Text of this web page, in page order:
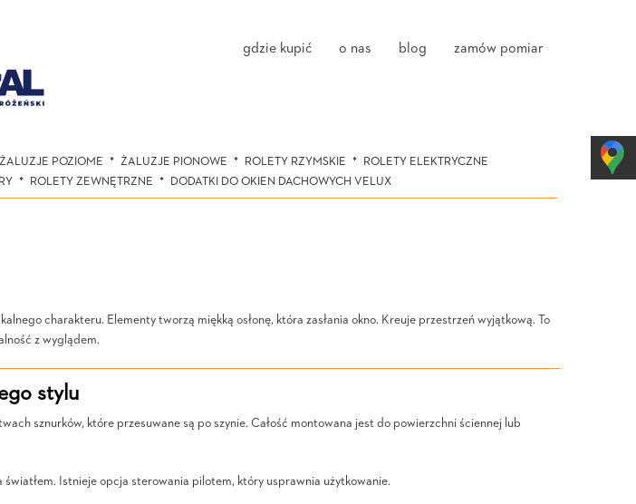
gdzie kupić o nas blog zamów pomiar
ŻALUZJE POZIOME ŻALUZJE PIONOWE ROLETY RZYMSKIE
ROLETY ELEKTRYCZNE
ROLETY ZEWNĘTRZNE DODATKI DO OKIEN DACHOWYCH VELUX
charakteru. Elementy tworzą miękką osłonę, która zasłania okno. Kreuje przestrzeń wyjątkową. To
z wyglądem.
stylu
sznurków, które przesuwane są po szynie. Całość montowana jest do powierzchni ściennej lub
Istnieje opcja sterowania pilotem, który usprawnia użytkowanie.